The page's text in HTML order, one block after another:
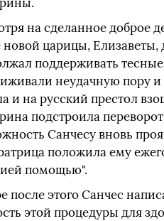
на сделанное доброе
новой царицы, Елизаветы,
поддерживать
неудачную пору и
и на русский престол
подстроила
Санчесу вновь
положила ему
помощью".
после этого Санчес
этой процедуры для